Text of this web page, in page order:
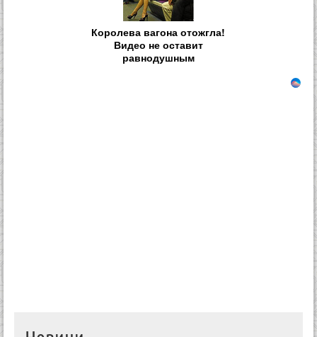
Королева вагона отожгла!
Видео не оставит
равнодушным